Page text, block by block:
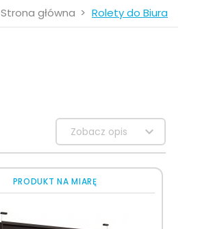
Strona główna Rolety do Biura
Zobacz opis
PRODUKT NA MIARĘ